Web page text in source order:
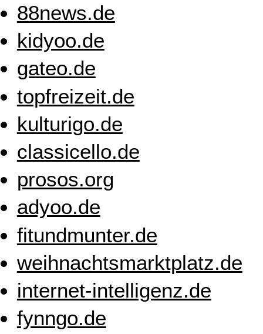
88news.de
kidyoo.de
gateo.de
topfreizeit.de
kulturigo.de
classicello.de
prosos.org
adyoo.de
fitundmunter.de
weihnachtsmarktplatz.de
internet-intelligenz.de
fynngo.de